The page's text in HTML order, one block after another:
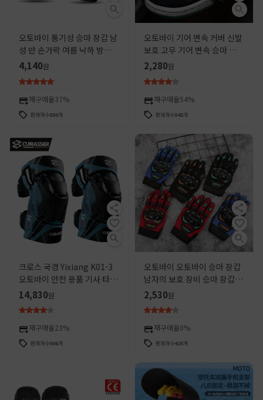
오토바이 통기성 승마 장갑 남
성 반 손가락 여름 낙하 방지
자체 추진 오토바이 여름 승마
보호 장비
4,140원
재구매율37%
판매개수550개
오토바이 기어 변속 커버 신발
보호 고무 기어 변속 승마 신발
커버 미끄럼 방지 기어 레버 보
호 보호 신발 기관차 장비
2,280원
재구매율54%
판매개수545개
크로스 국경 Yixiang K01-3
오토바이 안전 용품 기사 타고
거리 자동차 오토바이 무릎 패
드 오토바이 여단 야간 반사
14,830원
재구매율23%
판매개수506개
오토바이 오토바이 승마 장갑
남자의 보호 장비 승마 장갑 도
로 자동차 기관차 내마모성 경
주 도매
2,530원
재구매율0%
판매개수425개